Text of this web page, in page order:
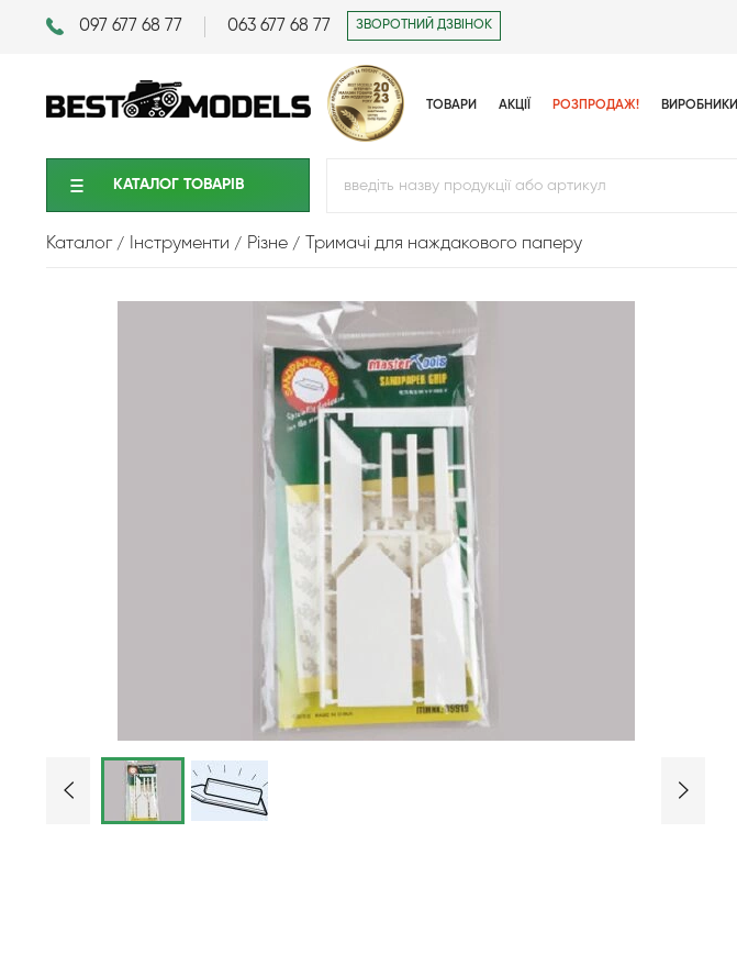
097 677 68 77 063 677 68 77 ЗВОРОТНИЙ ДЗВІНОК
ТОВАРИ АКЦІЇ РОЗПРОДАЖ! ВИРОБНИКИ
КАТАЛОГ ТОВАРIВ
Каталог Інструменти Різне Тримачі для наждакового паперу